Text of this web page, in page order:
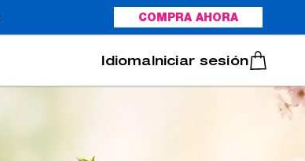
COMPRA AHORA
Português
Iniciar sesión